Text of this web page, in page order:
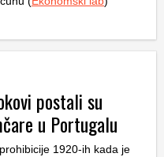
postali su
u Portugalu
1920-ih kada je